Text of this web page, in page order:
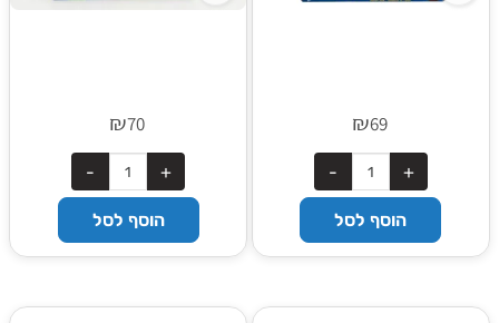
₪69
הוסף לסל
₪70
הוסף לסל